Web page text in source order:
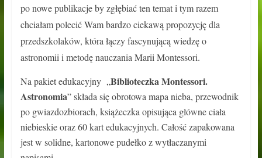
po nowe publikacje by zgłębiać ten temat i tym razem
chciałam polecić Wam bardzo ciekawą propozycję dla
przedszkolaków, która łączy fascynującą wiedzę o
astronomii i metodę nauczania Marii Montessori.
Na pakiet edukacyjny „Biblioteczka Montessori.
Astronomia” składa się obrotowa mapa nieba, przewodnik
po gwiazdozbiorach, książeczka opisująca główne ciała
niebieskie oraz 60 kart edukacyjnych. Całość zapakowana
jest w solidne, kartonowe pudełko z wytłaczanymi